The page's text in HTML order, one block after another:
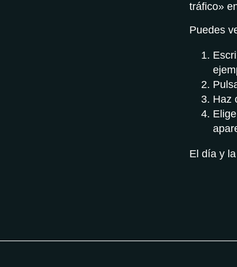
tráfico»
Puedes
Haz
El día y